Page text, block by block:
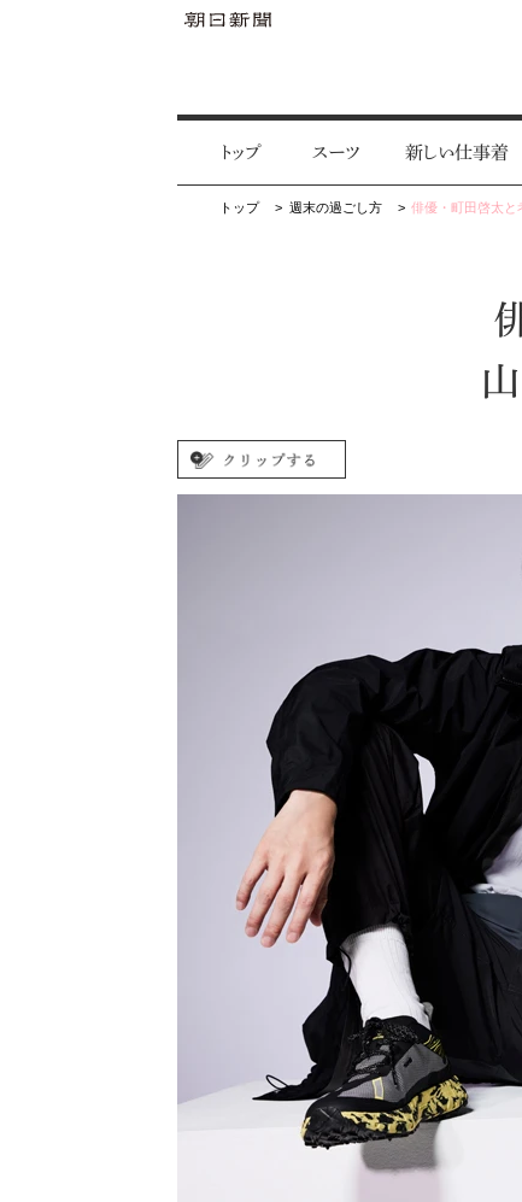
トップ スーツ 新しい仕事着
トップ 週末の過ごし方 俳優・町田啓太と